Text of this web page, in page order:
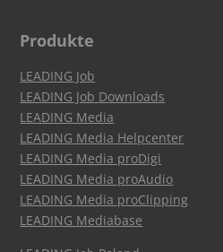
Produkte
LEADING Job
LEADING Job Downloads
LEADING Media
LEADING Media Helpcenter
LEADING Media proDigi
LEADING Media proAudio
LEADING Media proClipping
LEADING Mediabase